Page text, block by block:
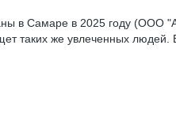
в Самаре в 2025 году (ООО
таких же увлеченных